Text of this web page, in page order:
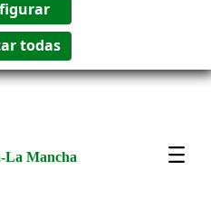
La Mancha